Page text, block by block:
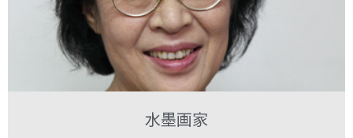
ここには、自己紹介やサイトの
を書くと良いでしょう。
水墨画家